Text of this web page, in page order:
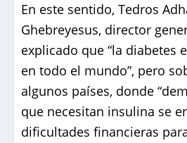
En este sentido, Tedros
Ghebreyesus, director
explicado que “la diabetes
en todo el mundo”, pero
algunos países, donde
que necesitan insulina se
dificultades financieras